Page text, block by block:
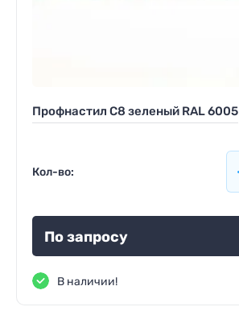
Профнастил С8 зеленый RAL 6005
Кол-во:
По запросу
В наличии!